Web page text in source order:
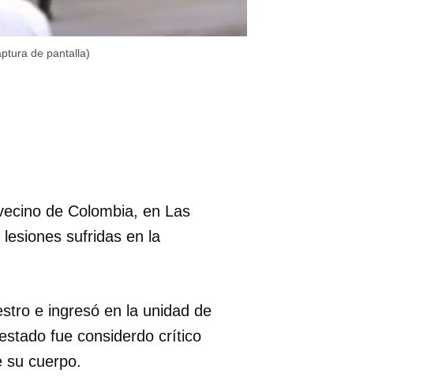
de pantalla)
de Colombia, en Las
sufridas en la
e ingresó en la unidad de
fue considerdo crítico
su cuerpo.